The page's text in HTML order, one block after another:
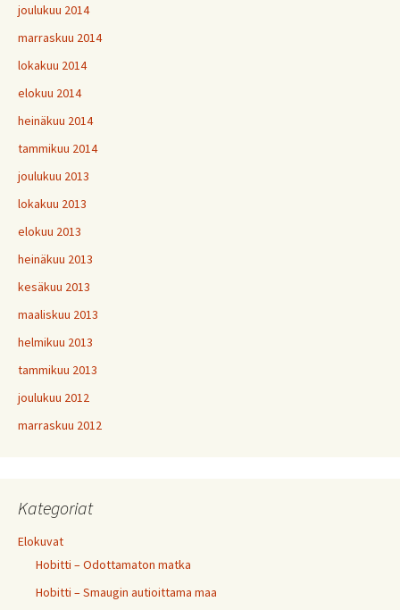
joulukuu 2014
marraskuu 2014
lokakuu 2014
elokuu 2014
heinäkuu 2014
tammikuu 2014
joulukuu 2013
lokakuu 2013
elokuu 2013
heinäkuu 2013
kesäkuu 2013
maaliskuu 2013
helmikuu 2013
tammikuu 2013
joulukuu 2012
marraskuu 2012
Kategoriat
Elokuvat
Hobitti – Odottamaton matka
Hobitti – Smaugin autioittama maa